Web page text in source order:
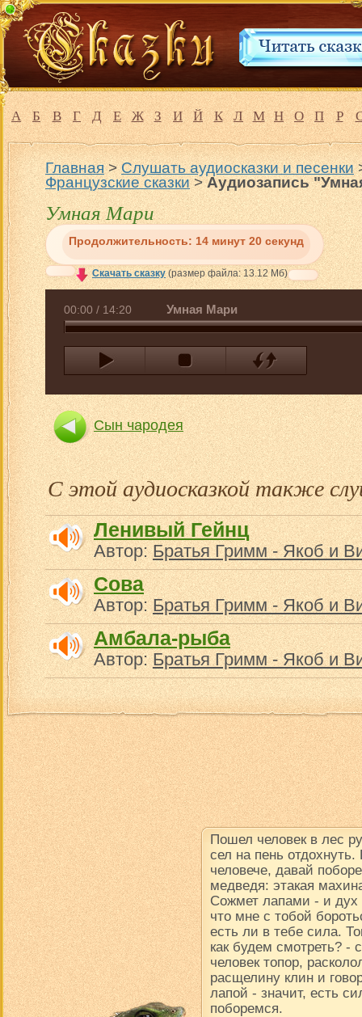
А Б В Г Д Е Ж З И Й К Л М Н О П Р
Главная>Слушать аудиосказки и песенки
Французские сказки>Аудиозапись
Умная Мари
Продолжительность: 14 минут 20 секунд
Скачать сказку(размер файла: 13.12 Мб)
00:00 / 14:20 Умная Мари
Сын чародея
С этой аудиосказкой также
Ленивый Гейнц
Автор:Братья Гримм - Якоб и
Сова
Автор:Братья Гримм - Якоб и
Амбала-рыба
Автор:Братья Гримм - Якоб и
Пошел человек в лес
сел на пень
человече, давай
медведя: этакая
Сожмет лапами - и дух
что мне с тобой
есть ли в тебе сила.
как будем смотреть? -
человек топор,
расщелину клин и
лапой - значит, есть
поборемся.